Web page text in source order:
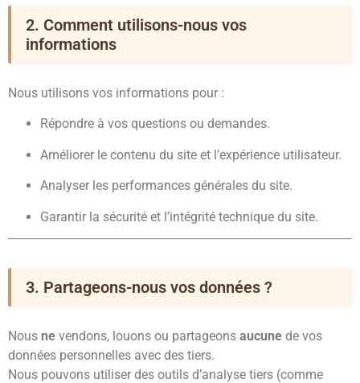
2. Comment utilisons-nous vos
informations
Nous utilisons vos informations pour :
Répondre à vos questions ou demandes.
Améliorer le contenu du site et l’expérience utilisateur.
Analyser les performances générales du site.
Garantir la sécurité et l’intégrité technique du site.
3. Partageons-nous vos données ?
Nous ne vendons, louons ou partageons aucune de vos
données personnelles avec des tiers.
Nous pouvons utiliser des outils d’analyse tiers (comme